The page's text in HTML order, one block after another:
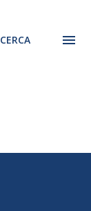
CERCA